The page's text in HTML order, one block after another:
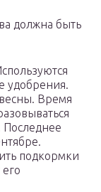
должна быть
удобрения.
Время
Последнее
подкормки